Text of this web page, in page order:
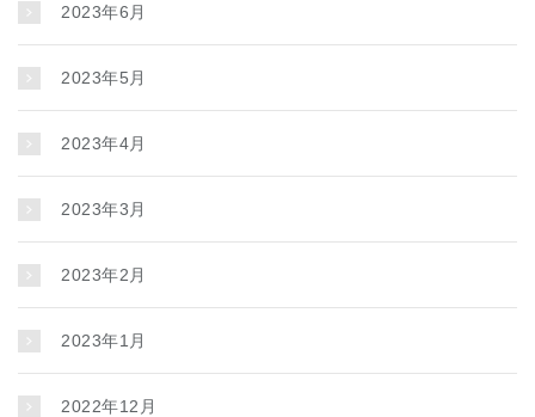
2023年6月
2023年5月
2023年4月
2023年3月
2023年2月
2023年1月
2022年12月